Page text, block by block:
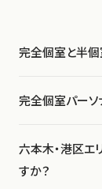
完全個室と半個
されており、他
共有されていま
完全個室パーソ
他者に知られな
1対1に集中でき
六本木・港区エ
すか？